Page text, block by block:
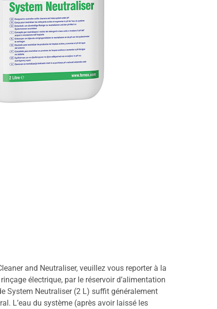
and Neutraliser, veuillez vous reporter à la
électrique, par le réservoir d’alimentation
System Neutraliser (2 L) suffit généralement
L’eau du système (après avoir laissé les